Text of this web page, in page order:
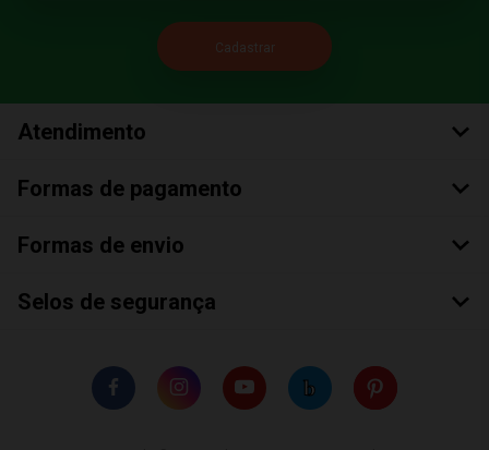
Atendimento
Formas de pagamento
Formas de envio
Selos de segurança